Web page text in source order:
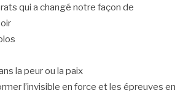
qui a changé notre façon de
la peur ou la paix
l’invisible en force et les épreuves en